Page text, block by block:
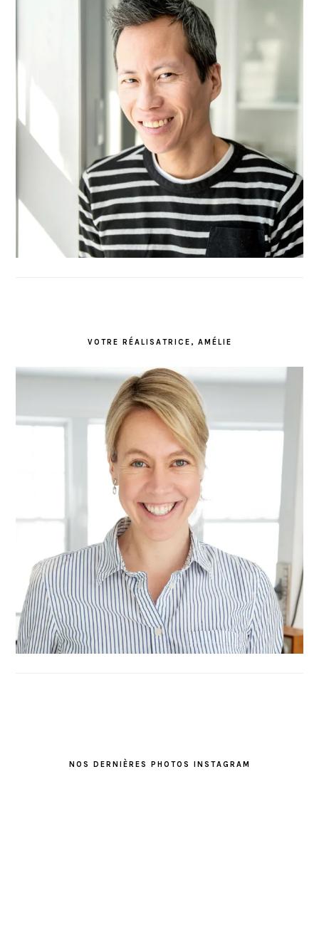
VOTRE RÉALISATRICE, AMÉLIE
NOS DERNIÈRES PHOTOS INSTAGRAM